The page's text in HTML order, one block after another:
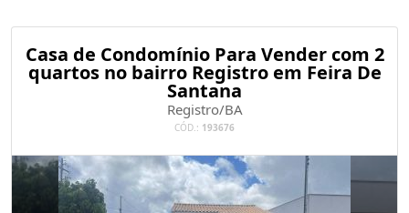
Casa de Condomínio Para Vender com 2
quartos no bairro Registro em Feira De
Santana
Registro/BA
CÓD.: 193676